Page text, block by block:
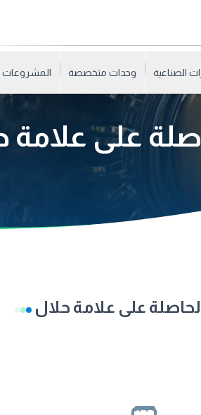
الصناعية وحدات متخصصة المشروعات
على علامة
على علامة حلال